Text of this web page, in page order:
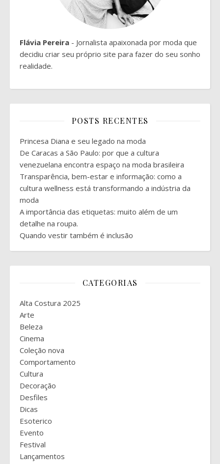
Flávia Pereira - Jornalista apaixonada por moda que
decidiu criar seu próprio site para fazer do seu sonho
realidade.
POSTS RECENTES
Princesa Diana e seu legado na moda
De Caracas a São Paulo: por que a cultura
venezuelana encontra espaço na moda brasileira
Transparência, bem-estar e informação: como a
cultura wellness está transformando a indústria da
moda
A importância das etiquetas: muito além de um
detalhe na roupa.
Quando vestir também é inclusão
CATEGORIAS
Alta Costura 2025
Arte
Beleza
Cinema
Coleção nova
Comportamento
Cultura
Decoração
Desfiles
Dicas
Esoterico
Evento
Festival
Lançamentos